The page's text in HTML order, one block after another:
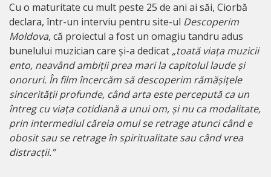
Cu o maturitate cu mult peste 25 de ani ai săi, Ciorbă
declara, într-un interviu pentru site-ul Descoperim
Moldova, că proiectul a fost un omagiu tandru adus
bunelului muzician care și-a dedicat „toată viața muzicii
ento, neavând ambiții prea mari la capitolul laude și
onoruri. În film încercăm să descoperim rămășițele
sincerității profunde, când arta este percepută ca un
întreg cu viața cotidiană a unui om, și nu ca modalitate,
prin intermediul căreia omul se retrage atunci când e
obosit sau se retrage în spiritualitate sau când vrea
distracții.”